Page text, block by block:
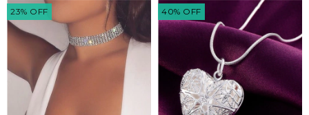
23% OFF 40% OFF